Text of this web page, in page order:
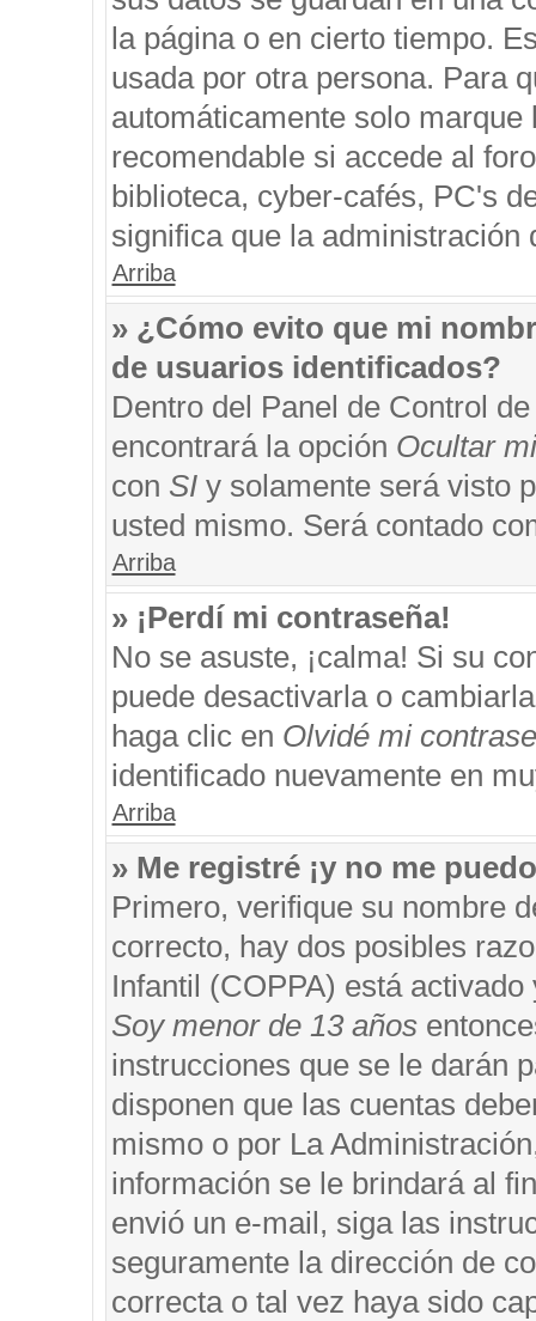
la página o en cierto tiempo.
usada por otra persona. Para
automáticamente solo
recomendable si accede al
biblioteca, cyber-cafés, PC's
significa que la administración
Arriba
» ¿Cómo evito que mi
de usuarios identificados?
Dentro del Panel de Control
encontrará la opción Ocultar
con SIy solamente será visto
usted mismo. Será contado
Arriba
» ¡Perdí mi contraseña!
No se asuste, ¡calma! Si su
puede desactivarla o
haga clic en Olvidé mi
identificado nuevamente en
Arriba
» Me registré ¡y no me
Primero, verifique su nombre
correcto, hay dos posibles
Infantil (COPPA) está
Soy menor de 13 años
instrucciones que se le darán
disponen que las cuentas
mismo o por La
información se le brindará al
envió un e-mail, siga las
seguramente la dirección de
correcta o tal vez haya sido